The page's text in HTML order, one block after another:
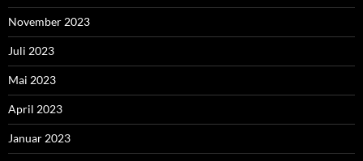
November 2023
Juli 2023
Mai 2023
April 2023
Januar 2023